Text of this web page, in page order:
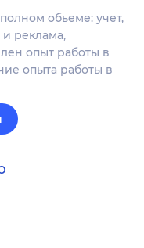
обьеме: учет,
и реклама,
опыт работы в
опыта работы в